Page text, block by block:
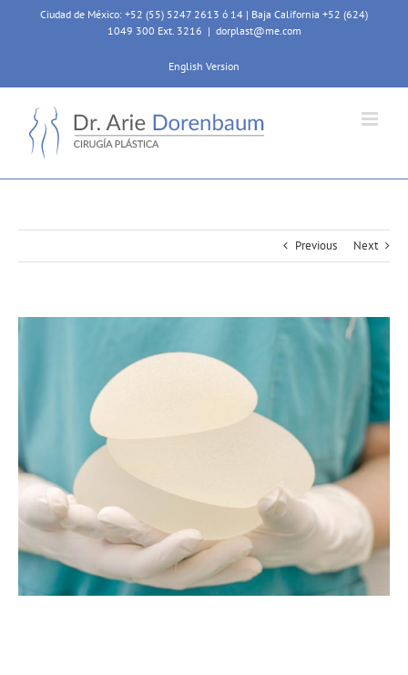
Ciudad de México: +52 (55) 5247 2613 ó 14 | Baja California +52 (624)
1049 300 Ext. 3216 | dorplast@me.com
English Version
Previous Next